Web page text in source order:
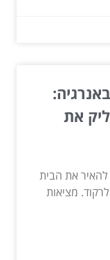
את
את הבית
מציאות